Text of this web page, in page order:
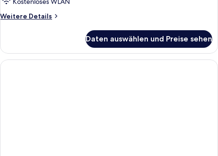
Weitere Details
Weitere
Zimmer,
2 Doppelbetten
Daten auswählen und Preise sehen